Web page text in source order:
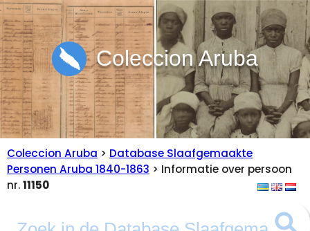
Coleccion Aruba
Coleccion Aruba > Database Slaafgemaakte
Personen Aruba 1840-1863 > Informatie over persoon
nr.11150